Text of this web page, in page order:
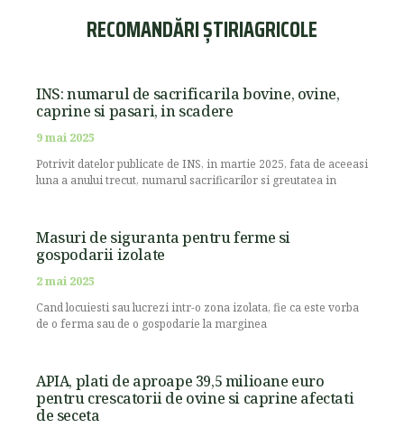
RECOMANDĂRI ȘTIRIAGRICOLE
INS: numarul de sacrificarila bovine, ovine,
caprine si pasari, in scadere
9 mai 2025
Potrivit datelor publicate de INS, in martie 2025, fata de aceeasi
luna a anului trecut, numarul sacrificarilor si greutatea in
Masuri de siguranta pentru ferme si
gospodarii izolate
2 mai 2025
Cand locuiesti sau lucrezi intr-o zona izolata, fie ca este vorba
de o ferma sau de o gospodarie la marginea
APIA, plati de aproape 39,5 milioane euro
pentru crescatorii de ovine si caprine afectati
de seceta